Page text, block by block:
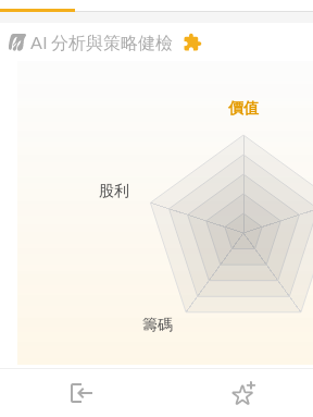
login
下單
AI 分析與策略健檢 extension
長線價值
價值
籌碼
股利